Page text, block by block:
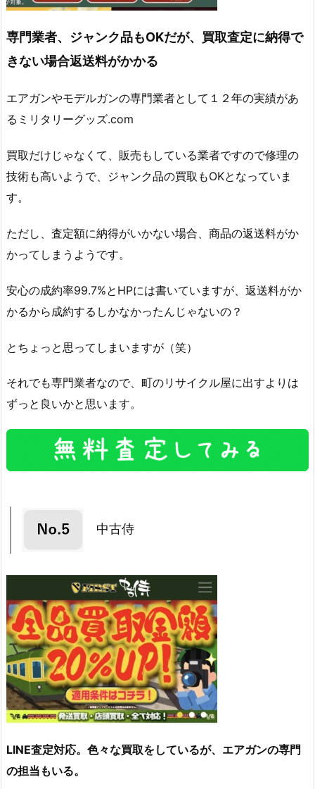
専門業者、ジャンク品もOKだが、買取査定に納得で
きない場合返送料がかかる
エアガンやモデルガンの専門業者として１２年の実績があ
るミリタリーグッズ.com
買取だけじゃなくて、販売もしている業者ですので修理の
技術も高いようで、ジャンク品の買取もOKとなっていま
す。
ただし、査定額に納得がいかない場合、商品の返送料がか
かってしまうようです。
安心の成約率99.7%とHPには書いていますが、返送料がか
かるから成約するしかなかったんじゃないの？
とちょっと思ってしまいますが（笑）
それでも専門業者なので、町のリサイクル屋に出すよりは
ずっと良いかと思います。
中古侍
LINE査定対応。色々な買取をしているが、エアガンの専門
の担当もいる。